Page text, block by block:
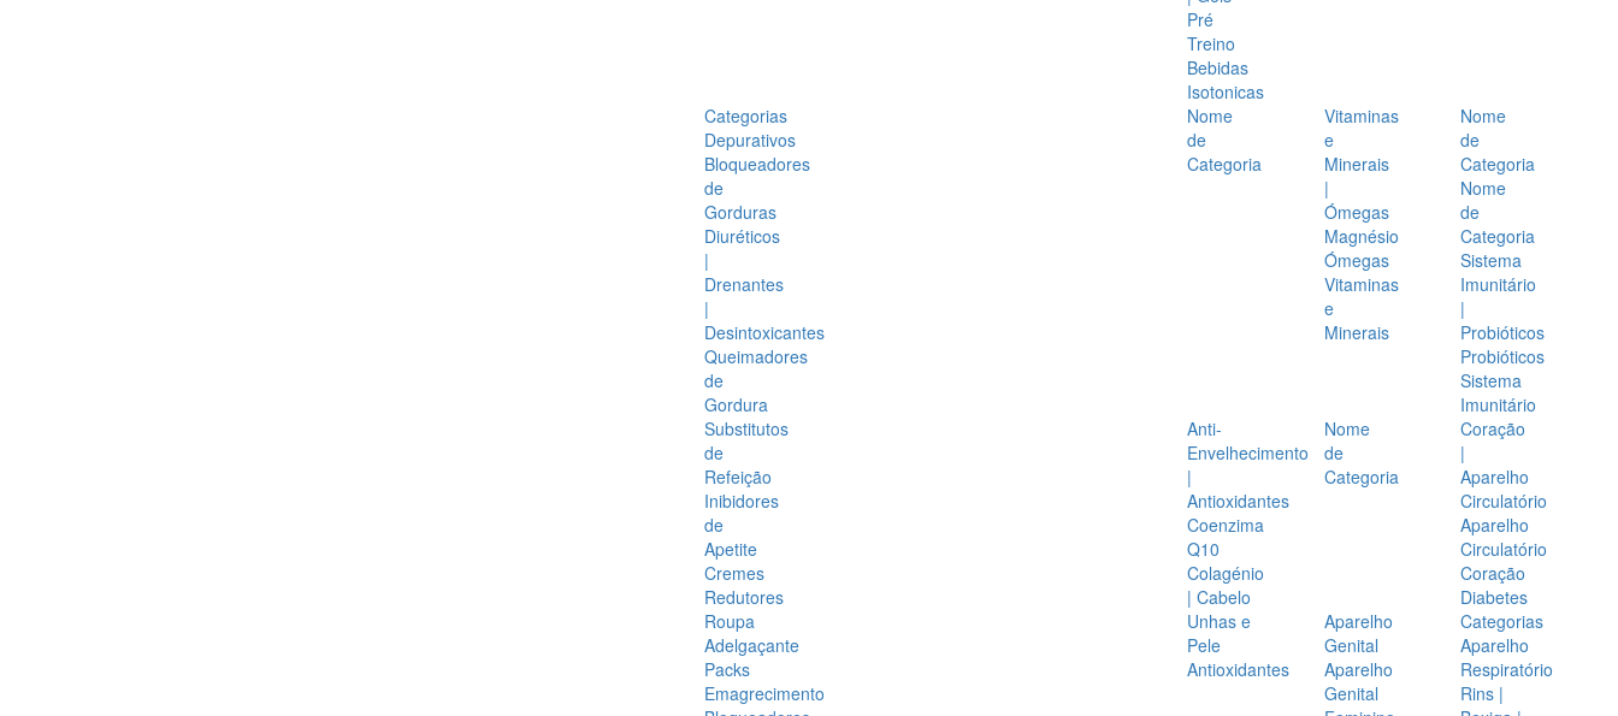
Pré
Treino
Bebidas
Isotonicas
Categorias
Depurativos
Bloqueadores
de
Gorduras
Diuréticos
|
Drenantes
|
Desintoxicantes
Queimadores
de
Gordura
Substitutos
de
Refeição
Inibidores
de
Apetite
Cremes
Redutores
Roupa
Adelgaçante
Packs
Emagrecimento
Nome
de
Categoria
Vitaminas
e
Minerais
|
Ómegas
Magnésio
Ómegas
Vitaminas
e
Minerais
Nome
de
Categoria
Nome
de
Categoria
Sistema
Imunitário
|
Probióticos
Probióticos
Sistema
Imunitário
Anti-
Envelhecimento
|
Antioxidantes
Coenzima
Q10
Colagénio
| Cabelo
Unhas e
Pele
Antioxidantes
Nome
de
Categoria
Coração
|
Aparelho
Circulatório
Aparelho
Circulatório
Coração
Diabetes
Aparelho
Genital
Aparelho
Genital
Categorias
Aparelho
Respiratório
Rins |